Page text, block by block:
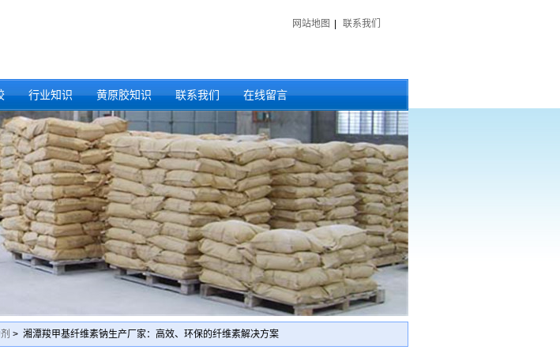
网站地图 联系我们
行业知识 黄原胶知识 联系我们 在线留言
> 湘潭羧甲基纤维素钠生产厂家：高效、环保的纤维素解决方案